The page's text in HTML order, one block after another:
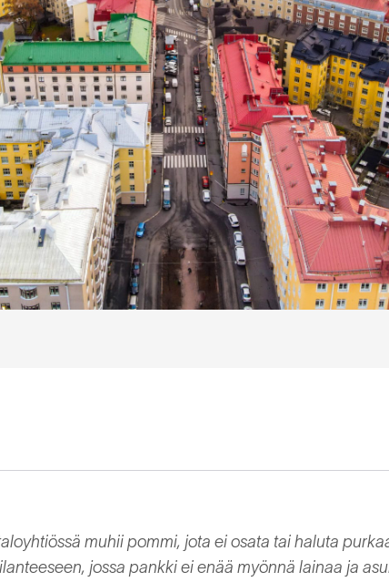
muhii pommi, jota ei osata tai haluta
jossa pankki ei enää myönnä lainaa ja